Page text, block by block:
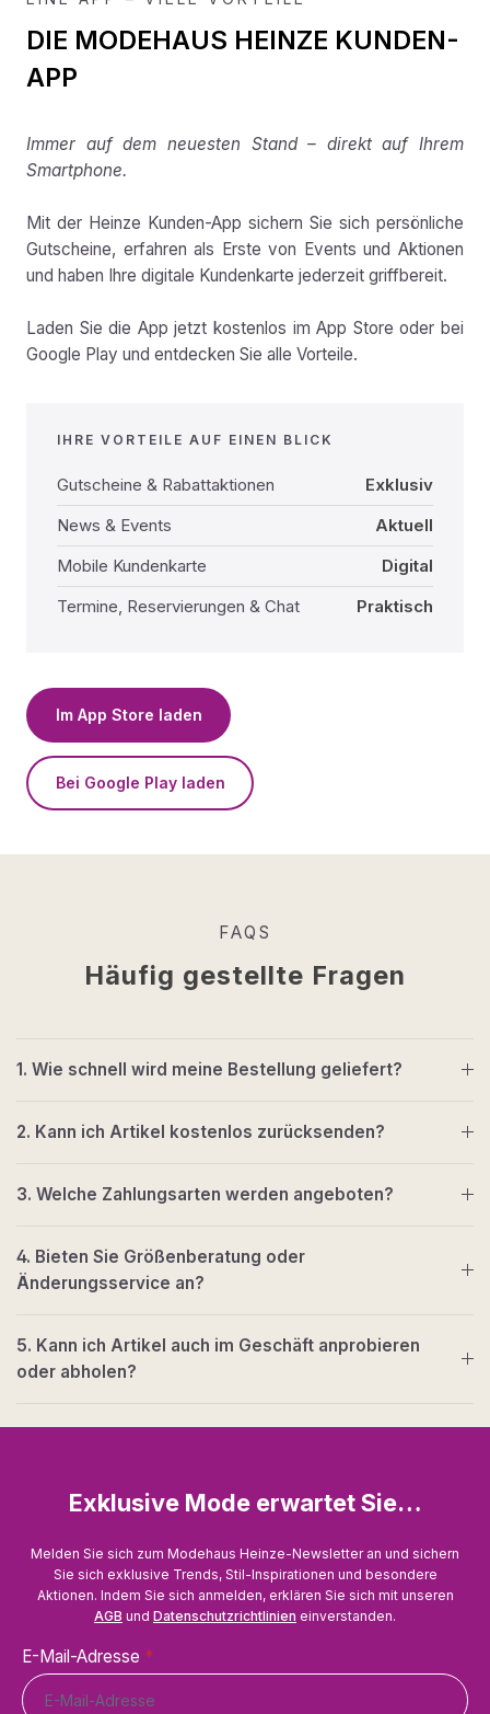
DIE MODEHAUS HEINZE KUNDEN-
APP
Immer auf dem neuesten Stand – direkt auf Ihrem
Smartphone.
Mit der Heinze Kunden-App sichern Sie sich persönliche
Gutscheine, erfahren als Erste von Events und Aktionen
und haben Ihre digitale Kundenkarte jederzeit griffbereit.
Laden Sie die App jetzt kostenlos im App Store oder bei
Google Play und entdecken Sie alle Vorteile.
IHRE VORTEILE AUF EINEN BLICK
Gutscheine & Rabattaktionen
Exklusiv
News & Events
Aktuell
Mobile Kundenkarte
Digital
Termine, Reservierungen & Chat
Praktisch
Im App Store laden
Bei Google Play laden
FAQS
Häufig gestellte Fragen
1. Wie schnell wird meine Bestellung geliefert?
2. Kann ich Artikel kostenlos zurücksenden?
3. Welche Zahlungsarten werden angeboten?
4. Bieten Sie Größenberatung oder
Änderungsservice an?
5. Kann ich Artikel auch im Geschäft anprobieren
oder abholen?
Exklusive Mode erwartet Sie…
Melden Sie sich zum Modehaus Heinze-Newsletter an und sichern
Sie sich exklusive Trends, Stil-Inspirationen und besondere
Aktionen. Indem Sie sich anmelden, erklären Sie sich mit unseren
AGB und Datenschutzrichtlinien einverstanden.
E-Mail-Adresse *